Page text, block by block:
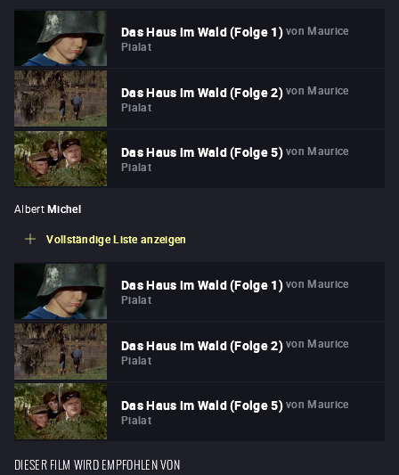
Das Haus im Wald (Folge 1) von Maurice
Pialat
Das Haus im Wald (Folge 2) von Maurice
Pialat
Das Haus im Wald (Folge 5) von Maurice
Pialat
Albert Michel
Vollständige Liste anzeigen
Das Haus im Wald (Folge 1) von Maurice
Pialat
Das Haus im Wald (Folge 2) von Maurice
Pialat
Das Haus im Wald (Folge 5) von Maurice
Pialat
DIESER FILM WIRD EMPFOHLEN VON